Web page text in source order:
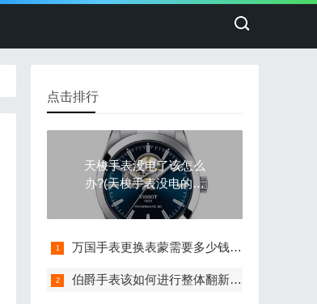
点击排行
天梭手表没电了该怎么
办?(天梭手表没电的处
理方法)
万国手表更换表蒙需要多少钱(详细解析万国手表更换表蒙的费用)
伯爵手表该如何进行整体翻新?(伯爵手表的整体翻新艺术与流程)